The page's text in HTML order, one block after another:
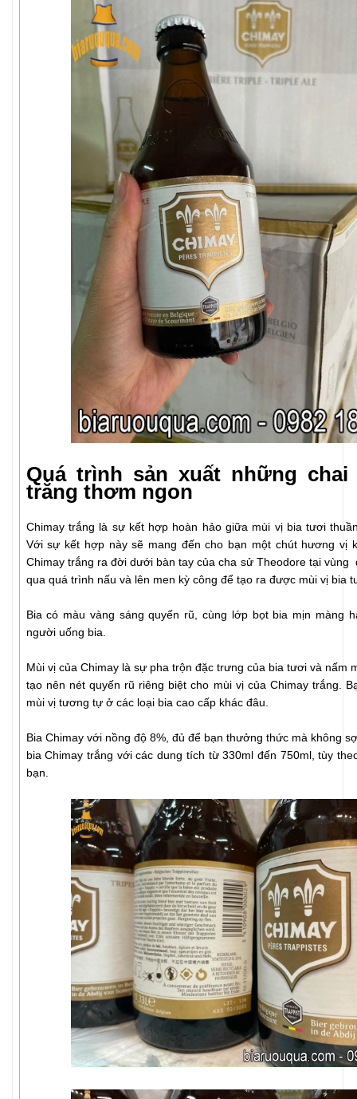
Quá trình sản xuất những chai
trắng thơm ngon
Chimay trắng là sự kết hợp hoàn hảo giữa mùi vị bia tươi
Với sự kết hợp này sẽ mang đến cho bạn một chút hương vị
Chimay trắng ra đời dưới bàn tay của cha sử Theodore tại vùng
qua quá trình nấu và lên men kỳ công để tạo ra được mùi vị bia
Bia có màu vàng sáng quyến rũ, cùng lớp bọt bia mịn màng
người uống bia.
Mùi vị của Chimay là sự pha trộn đặc trưng của bia tươi và nấm
tạo nên nét quyến rũ riêng biệt cho mùi vị của Chimay trắng.
mùi vị tương tự ở các loại bia cao cấp khác đâu.
Bia Chimay với nồng độ 8%, đủ để bạn thưởng thức mà không
bia Chimay trắng với các dung tích từ 330ml đến 750ml, tùy
bạn.